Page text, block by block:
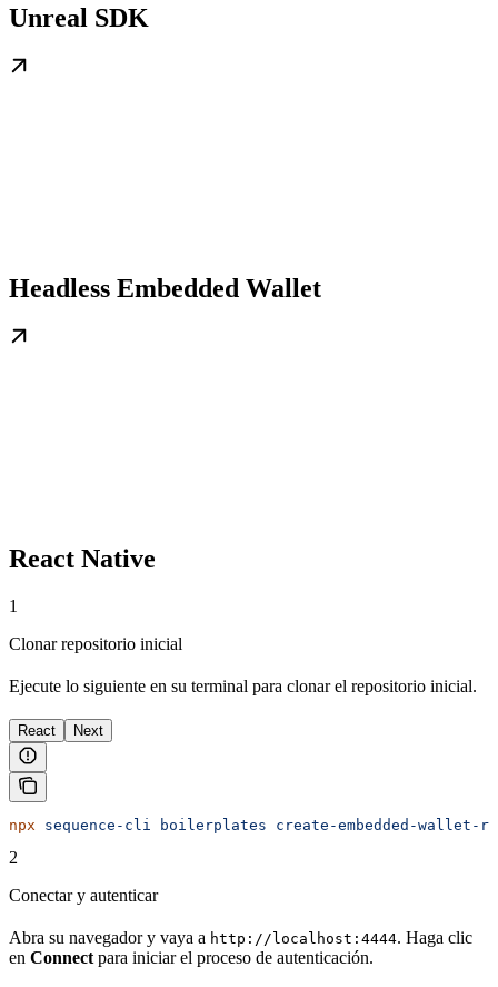
Unreal SDK
Headless Embedded Wallet
React Native
1
Clonar repositorio inicial
Ejecute lo siguiente en su terminal para clonar el repositorio inicial.
React Next
npx sequence-cli boilerplates create-embedded-wallet-
2
Conectar y autenticar
Abra su navegador y vaya a http://localhost:4444. Haga clic
en Connect para iniciar el proceso de autenticación.